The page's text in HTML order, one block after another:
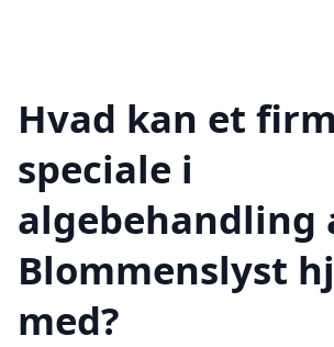
Hvad kan et
speciale i
algebehandling
Blommenslyst
med?